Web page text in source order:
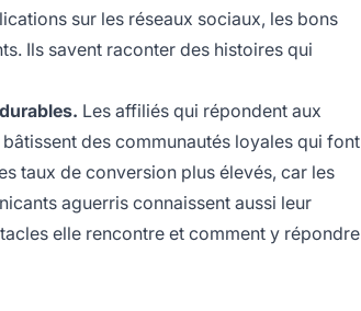
sur les réseaux sociaux, les bons
Ils savent raconter des histoires qui
Les affiliés qui répondent aux
des communautés loyales qui font
taux de conversion plus élevés, car les
aguerris connaissent aussi leur
elle rencontre et comment y répondre